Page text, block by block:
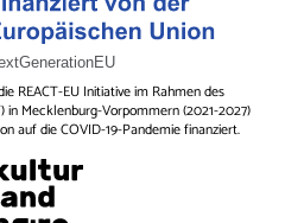
REACT-EU Initiative im Rahmen des
in Mecklenburg-Vorpommern (2021-2027)
auf die COVID-19-Pandemie finanziert.